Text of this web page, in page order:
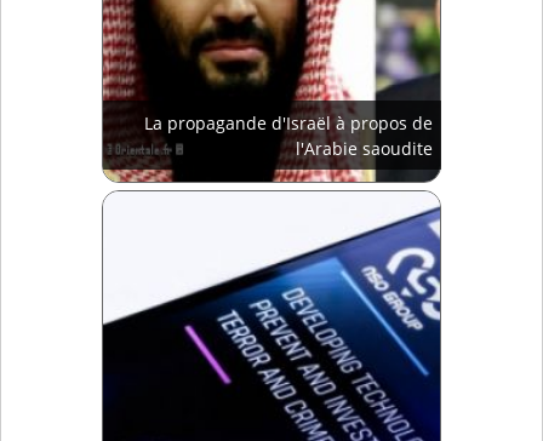
La propagande d'Israël à propos de
l'Arabie saoudite